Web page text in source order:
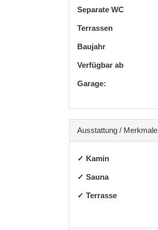
Separate WC
Terrassen
Baujahr
Verfügbar ab
Garage:
Ausstattung / Merkmale
✓ Kamin
✓ Sauna
✓ Terrasse